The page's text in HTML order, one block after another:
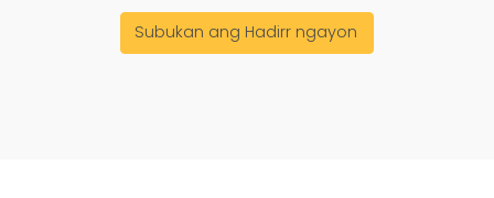
Subukan ang Hadirr ngayon